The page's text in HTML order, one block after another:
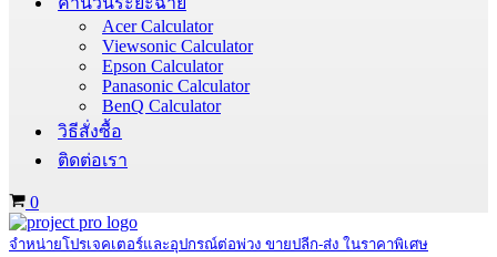
Acer Calculator
Viewsonic Calculator
Epson Calculator
Panasonic Calculator
BenQ Calculator
วิธีสั่งซื้อ
ติดต่อเรา
Cart
0
จำหน่ายโปรเจคเตอร์และอุปกรณ์ต่อพ่วง ขายปลีก-ส่ง ในราคาพิเศษ